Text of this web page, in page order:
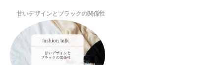
多く、サロンではアイテム選
びも拘ってご...
甘いデザインとブラックの関係性